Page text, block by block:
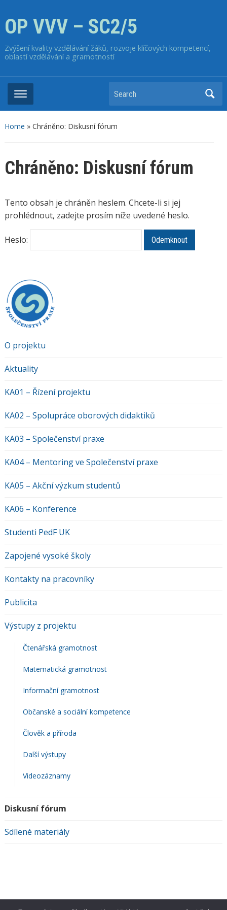
OP VVV – SC2/5
Zvýšení kvality vzdělávání žáků, rozvoje klíčových kompetencí,
oblastí vzdělávání a gramotností
Home » Chráněno: Diskusní fórum
O projektu
Aktuality
KA01 – Řízení projektu
KA02 – Spolupráce oborových didaktiků
KA03 – Společenství praxe
KA04 – Mentoring ve Společenství praxe
KA05 – Akční výzkum studentů
KA06 – Konference
Studenti PedF UK
Zapojené vysoké školy
Kontakty na pracovníky
Publicita
Výstupy z projektu
Čtenářská gramotnost
Matematická gramotnost
Informační gramotnost
Občanské a sociální kompetence
Člověk a příroda
Další výstupy
Videozáznamy
Diskusní fórum
Sdílené materiály
Chráněno: Diskusní fórum
Tento obsah je chráněn heslem. Chcete-li si jej
prohlédnout, zadejte prosím níže uvedené heslo.
Heslo: